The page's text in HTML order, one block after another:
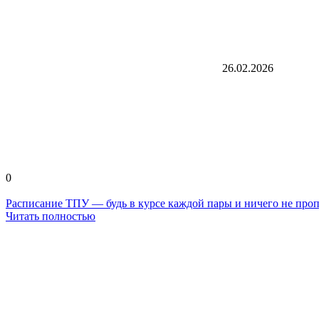
26.02.2026
0
Расписание ТПУ — будь в курсе каждой пары и ничего не
Читать полностью